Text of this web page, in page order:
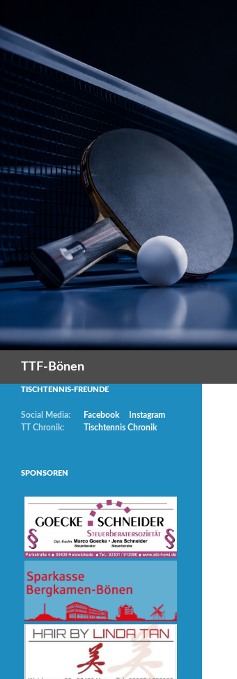
TTF-Bönen
TISCHTENNIS-FREUNDE
Social Media: Facebook
Instagram
TT Chronik:
Tischtennis Chronik
SPONSOREN